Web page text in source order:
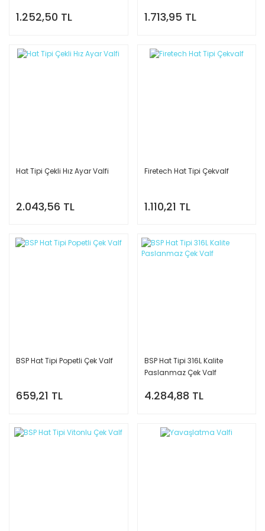
1.252,50 TL 1.713,95 TL
Hat Tipi Çekli Hız Ayar Valfi
2.043,56 TL
Firetech Hat Tipi Çekvalf
1.110,21 TL
BSP Hat Tipi Popetli Çek Valf
659,21 TL
BSP Hat Tipi 316L Kalite
Paslanmaz Çek Valf
4.284,88 TL